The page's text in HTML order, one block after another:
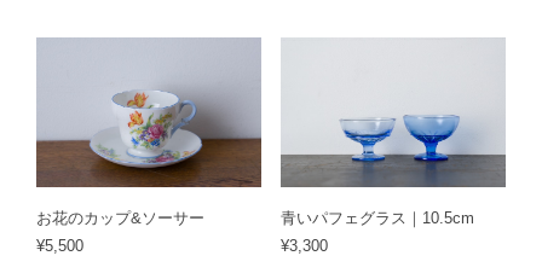
お花のカップ&ソーサー
¥5,500
青いパフェグラス｜10.5cm
¥3,300